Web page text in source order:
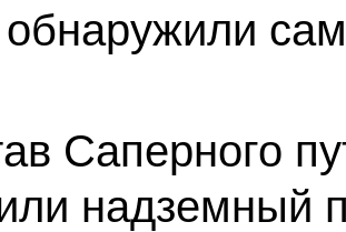
Саперного
надземный